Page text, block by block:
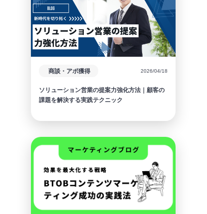
商談・アポ獲得 2026/04/18
ソリューション営業の提案力強化方法｜顧客の
課題を解決する実践テクニック